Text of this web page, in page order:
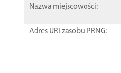
Nazwa miejscowości:
Adres URI zasobu PRNG: